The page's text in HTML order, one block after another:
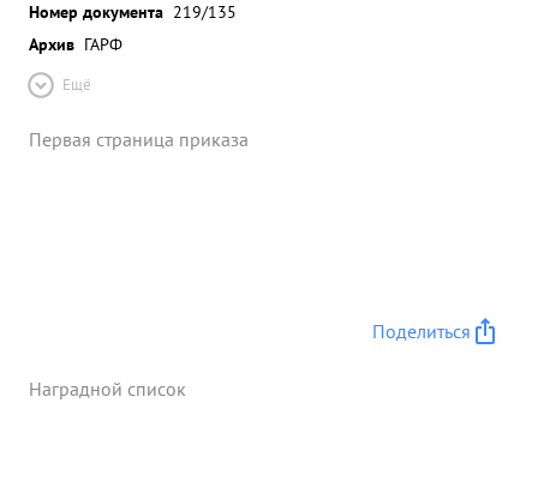
Номер документа 219/135
Архив ГАРФ
Ещё
Первая страница приказа
Поделиться
Наградной список